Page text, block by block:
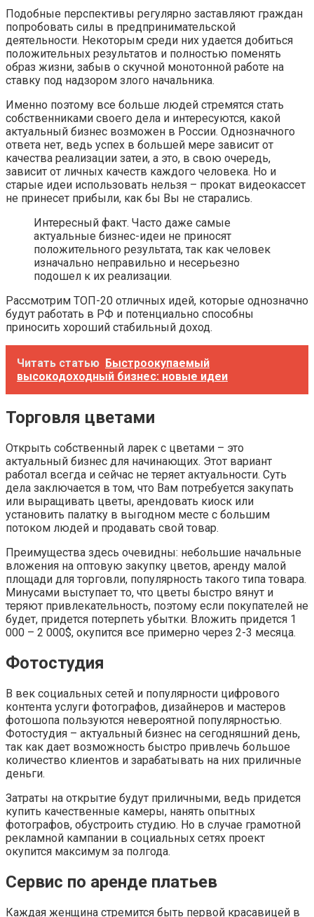
Подобные перспективы регулярно заставляют граждан
попробовать силы в предпринимательской
деятельности. Некоторым среди них удается добиться
положительных результатов и полностью поменять
образ жизни, забыв о скучной монотонной работе на
ставку под надзором злого начальника.
Именно поэтому все больше людей стремятся стать
собственниками своего дела и интересуются, какой
актуальный бизнес возможен в России. Однозначного
ответа нет, ведь успех в большей мере зависит от
качества реализации затеи, а это, в свою очередь,
зависит от личных качеств каждого человека. Но и
старые идеи использовать нельзя – прокат видеокассет
не принесет прибыли, как бы Вы не старались.
Интересный факт. Часто даже самые
актуальные бизнес-идеи не приносят
положительного результата, так как человек
изначально неправильно и несерьезно
подошел к их реализации.
Рассмотрим ТОП-20 отличных идей, которые однозначно
будут работать в РФ и потенциально способны
приносить хороший стабильный доход.
Читать статью Быстроокупаемый
высокодоходный бизнес: новые идеи
Торговля цветами
Открыть собственный ларек с цветами – это
актуальный бизнес для начинающих. Этот вариант
работал всегда и сейчас не теряет актуальности. Суть
дела заключается в том, что Вам потребуется закупать
или выращивать цветы, арендовать киоск или
установить палатку в выгодном месте с большим
потоком людей и продавать свой товар.
Преимущества здесь очевидны: небольшие начальные
вложения на оптовую закупку цветов, аренду малой
площади для торговли, популярность такого типа товара.
Минусами выступает то, что цветы быстро вянут и
теряют привлекательность, поэтому если покупателей не
будет, придется потерпеть убытки. Вложить придется 1
000 – 2 000$, окупится все примерно через 2-3 месяца.
Фотостудия
В век социальных сетей и популярности цифрового
контента услуги фотографов, дизайнеров и мастеров
фотошопа пользуются невероятной популярностью.
Фотостудия – актуальный бизнес на сегодняшний день,
так как дает возможность быстро привлечь большое
количество клиентов и зарабатывать на них приличные
деньги.
Затраты на открытие будут приличными, ведь придется
купить качественные камеры, нанять опытных
фотографов, обустроить студию. Но в случае грамотной
рекламной кампании в социальных сетях проект
окупится максимум за полгода.
Сервис по аренде платьев
Каждая женщина стремится быть первой красавицей в